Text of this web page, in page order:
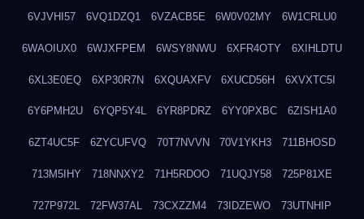
6VJVHI57 6VQ1DZQ1 6VZACB5E 6W0V02MY 6W1CRLU0
6WAOIUX0 6WJXFPEM 6WSY8NWU 6XFR4OTY 6XIHLDTU
6XL3E0EQ 6XP30R7N 6XQUAXFV 6XUCD56H 6XVXTC5I
6Y6PMH2U 6YQP5Y4L 6YR8PDRZ 6YY0PXBC 6ZISH1A0
6ZT4UC5F 6ZYCUFVQ 70T7NVVN 70V1YKH3 711BHOSD
713M5IHY 718NNXY2 71H5RDOO 71UQJY58 725P81XE
727P972L 72FW37AL 73CXZZM4 73IDZEWO 73UTNHIP